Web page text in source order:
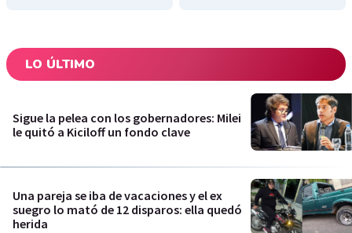
LO ÚLTIMO
Sigue la pelea con los gobernadores: Milei
le quitó a Kiciloff un fondo clave
Una pareja se iba de vacaciones y el ex
suegro lo mató de 12 disparos: ella quedó
herida